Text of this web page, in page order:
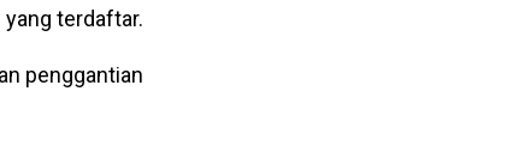
terdaftar.
penggantian